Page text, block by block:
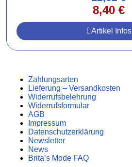
8,40 €
Artikel Infos
Zahlungsarten
Lieferung – Versandkosten
Widerrufsbelehrung
Widerrufsformular
AGB
Impressum
Datenschutzerklärung
Newsletter
News
Brita’s Mode FAQ